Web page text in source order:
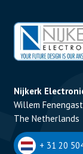
Nijkerk
Willem
The Netherlands
+ 31 20